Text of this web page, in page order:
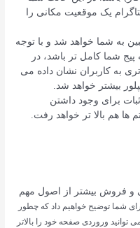
یک موقعیت مکانی را
به شما خواهد شد و با توجه
پیج شما کامل تر باشد، در
به کاربران نشان داده می
بیشتر خواهد شد.
برای وجود داشتن
ها هم بالا تر خواهد رفت.
فروش بیشتر از اصول مهم
شما توضیح خواهیم داد که چطور
وروردی صفحه خود را بالاتر